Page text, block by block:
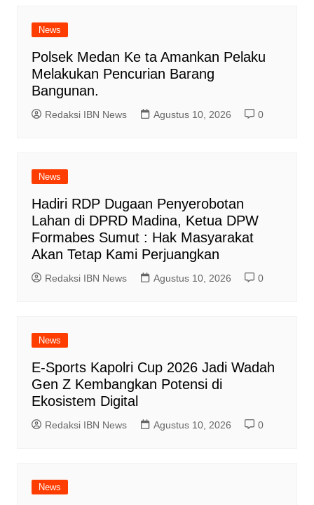
News
Polsek Medan Ke ta Amankan Pelaku
Melakukan Pencurian Barang
Bangunan.
Redaksi IBN News Agustus 10, 2026 0
News
Hadiri RDP Dugaan Penyerobotan
Lahan di DPRD Madina, Ketua DPW
Formabes Sumut : Hak Masyarakat
Akan Tetap Kami Perjuangkan
Redaksi IBN News Agustus 10, 2026 0
News
E-Sports Kapolri Cup 2026 Jadi Wadah
Gen Z Kembangkan Potensi di
Ekosistem Digital
Redaksi IBN News Agustus 10, 2026 0
News